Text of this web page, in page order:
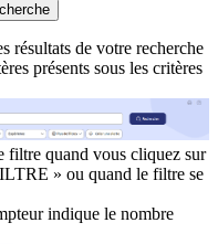
résultats de votre recherche
présents sous les critères
filtre quand vous cliquez sur
» ou quand le filtre se
indique le nombre